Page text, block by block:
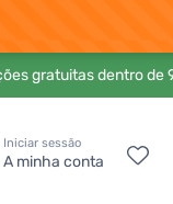
gratuitas dentro de
Iniciar sessão
A minha conta